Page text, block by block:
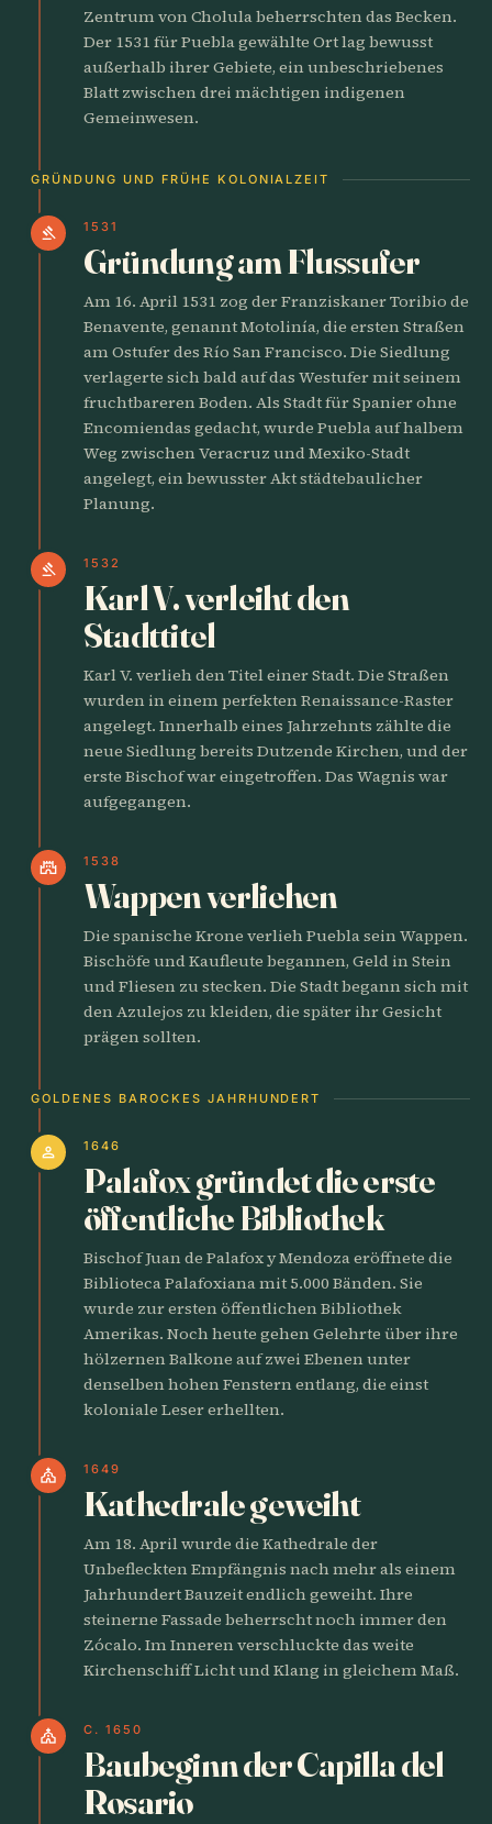
Zentrum von Cholula beherrschten das Becken.
Der 1531 für Puebla gewählte Ort lag bewusst
außerhalb ihrer Gebiete, ein unbeschriebenes
Blatt zwischen drei mächtigen indigenen
Gemeinwesen.
GRÜNDUNG UND FRÜHE KOLONIALZEIT
gavel 1531
Gründung am Flussufer
Am 16. April 1531 zog der Franziskaner Toribio de
Benavente, genannt Motolinía, die ersten Straßen
am Ostufer des Río San Francisco. Die Siedlung
verlagerte sich bald auf das Westufer mit seinem
fruchtbareren Boden. Als Stadt für Spanier ohne
Encomiendas gedacht, wurde Puebla auf halbem
Weg zwischen Veracruz und Mexiko-Stadt
angelegt, ein bewusster Akt städtebaulicher
Planung.
gavel 1532
Karl V. verleiht den
Stadttitel
Karl V. verlieh den Titel einer Stadt. Die Straßen
wurden in einem perfekten Renaissance-Raster
angelegt. Innerhalb eines Jahrzehnts zählte die
neue Siedlung bereits Dutzende Kirchen, und der
erste Bischof war eingetroffen. Das Wagnis war
aufgegangen.
castle 1538
Wappen verliehen
Die spanische Krone verlieh Puebla sein Wappen.
Bischöfe und Kaufleute begannen, Geld in Stein
und Fliesen zu stecken. Die Stadt begann sich mit
den Azulejos zu kleiden, die später ihr Gesicht
prägen sollten.
GOLDENES BAROCKES JAHRHUNDERT
person 1646
Palafox gründet die erste
öffentliche Bibliothek
Bischof Juan de Palafox y Mendoza eröffnete die
Biblioteca Palafoxiana mit 5.000 Bänden. Sie
wurde zur ersten öffentlichen Bibliothek
Amerikas. Noch heute gehen Gelehrte über ihre
hölzernen Balkone auf zwei Ebenen unter
denselben hohen Fenstern entlang, die einst
koloniale Leser erhellten.
church 1649
Kathedrale geweiht
Am 18. April wurde die Kathedrale der
Unbefleckten Empfängnis nach mehr als einem
Jahrhundert Bauzeit endlich geweiht. Ihre
steinerne Fassade beherrscht noch immer den
Zócalo. Im Inneren verschluckte das weite
Kirchenschiff Licht und Klang in gleichem Maß.
church C. 1650
Baubeginn der Capilla del
Rosario